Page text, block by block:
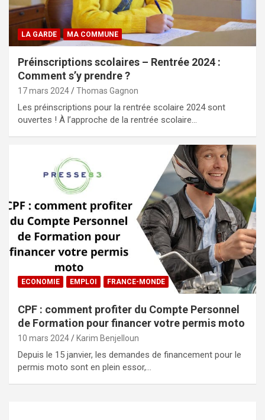
LA GARDE MA COMMUNE
Préinscriptions scolaires – Rentrée 2024 :
Comment s’y prendre ?
17 mars 2024 Thomas Gagnon
Les préinscriptions pour la rentrée scolaire 2024 sont
ouvertes ! À l’approche de la rentrée scolaire…
ECONOMIE EMPLOI FRANCE-MONDE
CPF : comment profiter du Compte Personnel
de Formation pour financer votre permis moto
10 mars 2024 Karim Benjelloun
Depuis le 15 janvier, les demandes de financement pour le
permis moto sont en plein essor,…